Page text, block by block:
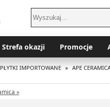
Strefa okazji Promocje
IMPORTOWANE » APE
»